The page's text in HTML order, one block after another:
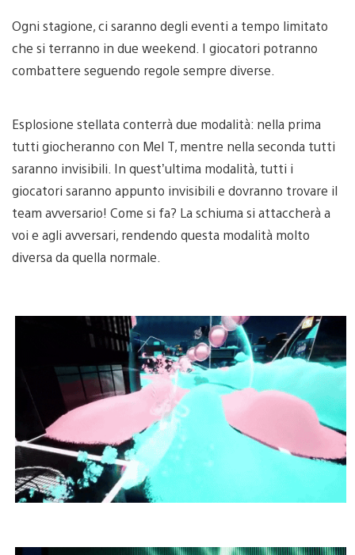
Ogni stagione, ci saranno degli eventi a tempo limitato
che si terranno in due weekend. I giocatori potranno
combattere seguendo regole sempre diverse.
Esplosione stellata conterrà due modalità: nella prima
tutti giocheranno con Mel T, mentre nella seconda tutti
saranno invisibili. In quest’ultima modalità, tutti i
giocatori saranno appunto invisibili e dovranno trovare il
team avversario! Come si fa? La schiuma si attaccherà a
voi e agli avversari, rendendo questa modalità molto
diversa da quella normale.